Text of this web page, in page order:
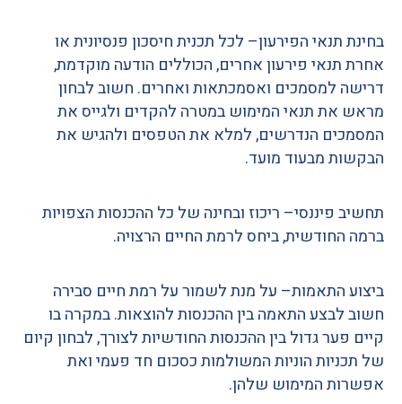
בחינת תנאי הפירעון– לכל תכנית חיסכון פנסיונית או
אחרת תנאי פירעון אחרים,הכוללים הודעה מוקדמת,
דרישה למסמכים ואסמכתאות ואחרים. חשוב לבחון
מראש את תנאי המימוש במטרה להקדים ולגייס את
המסמכים הנדרשים,למלא את הטפסים ולהגיש את
הבקשות מבעוד מועד.
תחשיב פיננסי– ריכוז ובחינה של כל ההכנסות הצפויות
ברמה החודשית,ביחס לרמת החיים הרצויה.
ביצוע התאמות– על מנת לשמור על רמת חיים סבירה
חשוב לבצע התאמה בין ההכנסות להוצאות.במקרה בו
קיים פער גדול בין ההכנסות החודשיות לצורך,לבחון קיום
של תכניות הוניות המשולמות כסכום חד פעמי ואת
אפשרות המימוש שלהן.